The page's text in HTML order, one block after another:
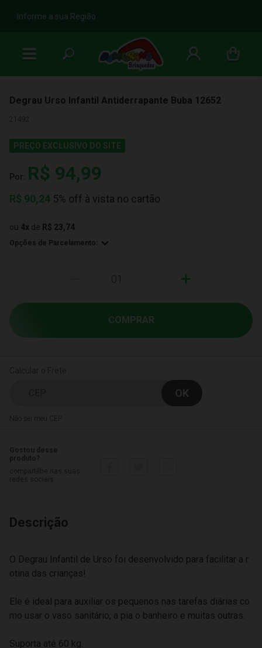
b
Informe a sua Região
Degrau Urso Infantil Antiderrapante Buba 12652
21492
PREÇO EXCLUSIVO DO SITE
Por: R$ 94,99
R$ 90,24 5% off à vista no cartão
ou 4x de R$ 23,74
Opções de Parcelamento:
+
COMPRAR
Não sei meu CEP
Descrição
O Degrau Infantil de Urso foi desenvolvido para facilitar a r
otina das crianças!
Ele é ideal para auxiliar os pequenos nas tarefas diárias co
mo usar o vaso sanitário, a pia o banheiro e muitas outras.
Suporta até 60 kg.